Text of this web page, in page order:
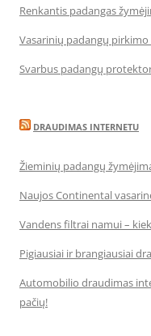
Renkantis padangas
Vasarinių padangų
Svarbus padangų
DRAUDIMAS INTERNETU
Žieminių padangų
Naujos Continental
Vandens filtrai namui –
Pigiausiai ir brangiausiai
Automobilio draudimas
pačių!